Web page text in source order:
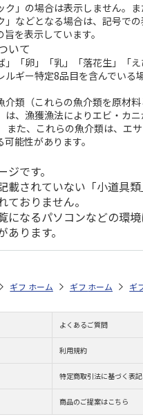
ク」の場合は表示しません。
」などとなる場合は、記号で
を表示しています。
いて
」「卵」「乳」「落花生」「
ルギー特定8品目を含んでいる
類（これらの魚介類を原材
は、漁獲漁法によりエビ・カニ
また、これらの魚介類は、エ
能性があります。
です。
載されていない「小道具
ておりません。
になるパソコンなどの環
ります。
お中元・夏ギフト特集 2026
ギフトストア お中元・夏ギフ
ホーム ギフトストア
ホーム ギ
よくあるご質問
利用規約
特定商取引法に基づく表
商品のご提案はこちら